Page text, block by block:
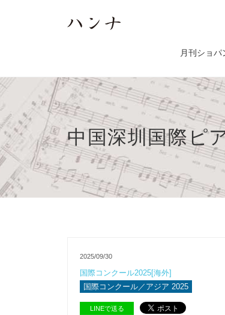
月刊ショパ
中国深圳国際ピ
2025/09/30
国際コンクール2025[海外]
国際コンクール／アジア 2025
LINEで送る